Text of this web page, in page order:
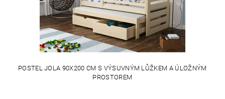
POSTEL JOLA 90X200 CM S VÝSUVNÝM LŮŽKEM A ÚLOŽNÝM
PROSTOREM